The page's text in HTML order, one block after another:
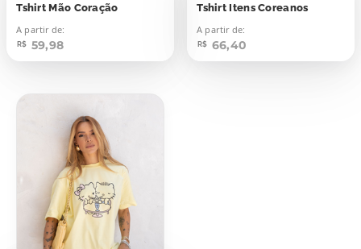
Tshirt Mão Coração
A partir de:
R$ 59,98
Tshirt Itens Coreanos
A partir de:
R$ 66,40